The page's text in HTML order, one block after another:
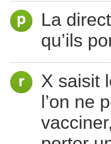
La
qu’ils
X saisit
l’on ne